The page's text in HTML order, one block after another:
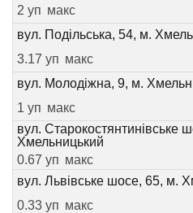
2 уп макс
вул. Подільська, 54, м.
3.17 уп макс
вул. Молодіжна, 9, м.
1 уп макс
вул. Старокостянтинівське
Хмельницький
0.67 уп макс
вул. Львівське шосе, 65, м.
0.33 уп макс